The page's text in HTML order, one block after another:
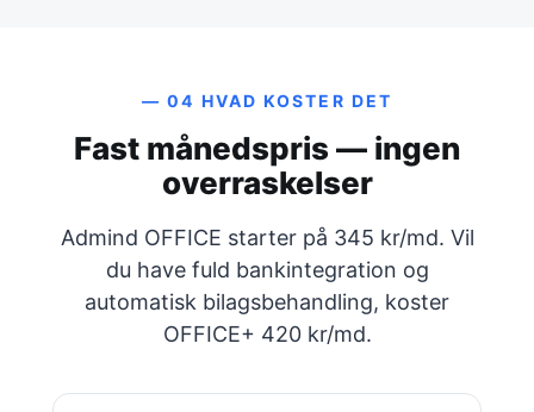
— 04 HVAD KOSTER DET
Fast månedspris — ingen
overraskelser
Admind OFFICE starter på 345 kr/md. Vil
du have fuld bankintegration og
automatisk bilagsbehandling, koster
OFFICE+ 420 kr/md.